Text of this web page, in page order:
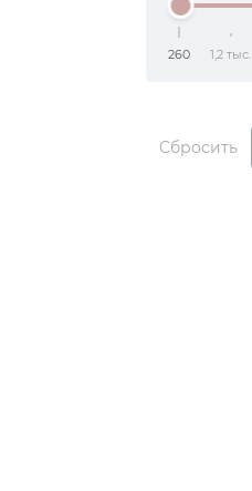
260 1,2 тыс.
Сбросить